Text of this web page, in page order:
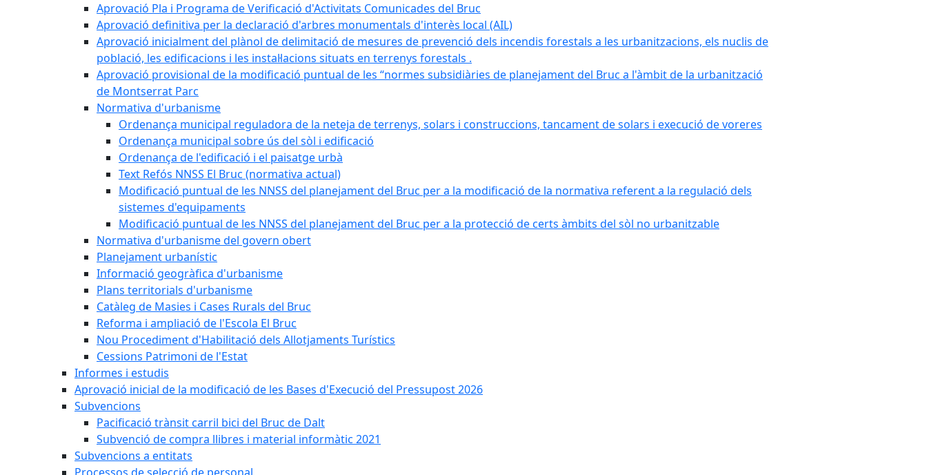
Aprovació Pla i Programa de Verificació d'Activitats Comunicades del Bruc
Aprovació definitiva per la declaració d'arbres monumentals d'interès local (AIL)
Aprovació inicialment del plànol de delimitació de mesures de prevenció dels incendis forestals a les urbanitzacions, els nuclis de
població, les edificacions i les instal·lacions situats en terrenys forestals .
Aprovació provisional de la modificació puntual de les “normes subsidiàries de planejament del Bruc a l'àmbit de la urbanització
de Montserrat Parc
Normativa d'urbanisme
Ordenança municipal reguladora de la neteja de terrenys, solars i construccions, tancament de solars i execució de voreres
Ordenança municipal sobre ús del sòl i edificació
Ordenança de l'edificació i el paisatge urbà
Text Refós NNSS El Bruc (normativa actual)
Modificació puntual de les NNSS del planejament del Bruc per a la modificació de la normativa referent a la regulació dels
sistemes d'equipaments
Modificació puntual de les NNSS del planejament del Bruc per a la protecció de certs àmbits del sòl no urbanitzable
Normativa d'urbanisme del govern obert
Planejament urbanístic
Informació geogràfica d'urbanisme
Plans territorials d'urbanisme
Catàleg de Masies i Cases Rurals del Bruc
Reforma i ampliació de l'Escola El Bruc
Nou Procediment d'Habilitació dels Allotjaments Turístics
Cessions Patrimoni de l'Estat
Informes i estudis
Aprovació inicial de la modificació de les Bases d'Execució del Pressupost 2026
Subvencions
Pacificació trànsit carril bici del Bruc de Dalt
Subvenció de compra llibres i material informàtic 2021
Subvencions a entitats